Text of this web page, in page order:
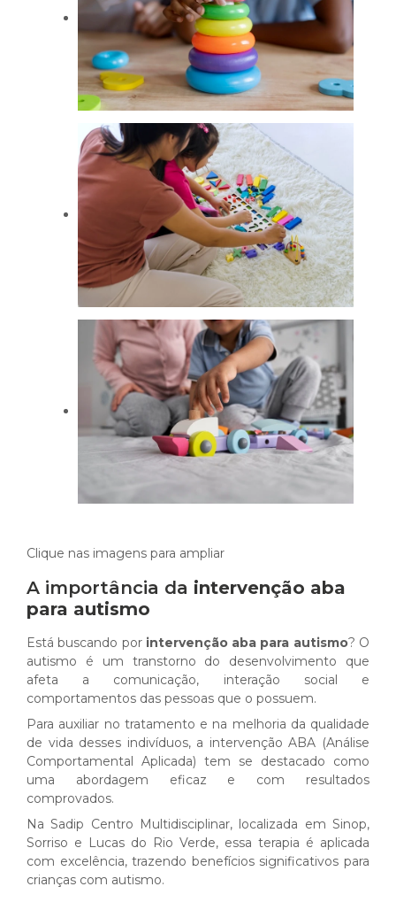
Clique nas imagens para ampliar
A importância da intervenção aba
para autismo
Está buscando por intervenção aba para autismo? O
autismo é um transtorno do desenvolvimento que
afeta a comunicação, interação social e
comportamentos das pessoas que o possuem.
Para auxiliar no tratamento e na melhoria da qualidade
de vida desses indivíduos, a intervenção ABA (Análise
Comportamental Aplicada) tem se destacado como
uma abordagem eficaz e com resultados
comprovados.
Na Sadip Centro Multidisciplinar, localizada em Sinop,
Sorriso e Lucas do Rio Verde, essa terapia é aplicada
com excelência, trazendo benefícios significativos para
crianças com autismo.